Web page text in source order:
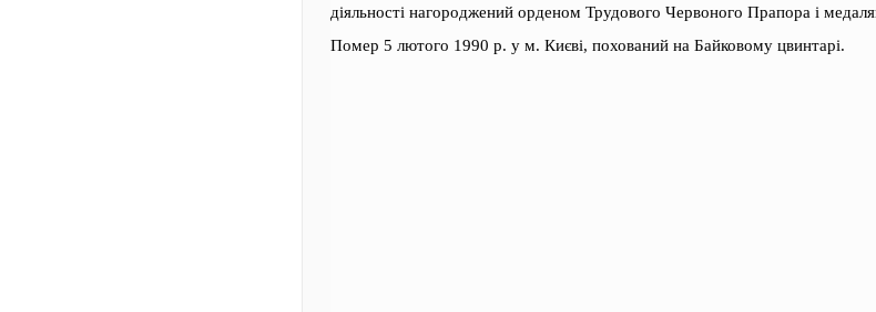
діяльності нагороджений орденом Трудового Червоного Прапора і
Помер 5 лютого 1990 р. у м. Києві, похований на Байковому цвинтарі.